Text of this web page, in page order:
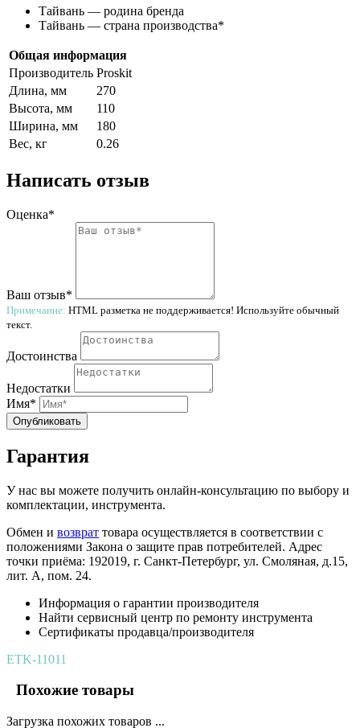
Тайвань — родина бренда
Тайвань — страна производства*
Общая информация
Производитель Proskit
Длина, мм
270
Высота, мм
110
Ширина, мм
180
Вес, кг
0.26
Написать отзыв
Оценка*
Ваш отзыв*
Примечание: HTML разметка не поддерживается! Используйте обычный
текст.
Достоинства
Недостатки
Имя*
Опубликовать
Гарантия
У нас вы можете получить онлайн-консультацию по выбору и
комплектации, инструмента.
Обмен и возврат товара осуществляется в соответствии с
положениями Закона о защите прав потребителей. Адрес
точки приёма: 192019, г. Санкт-Петербург, ул. Смоляная, д.15,
лит. А, пом. 24.
Информация о гарантии производителя
Найти сервисный центр по ремонту инструмента
Сертификаты продавца/производителя
ETK-11011
Похожие товары
Загрузка похожих товаров ...